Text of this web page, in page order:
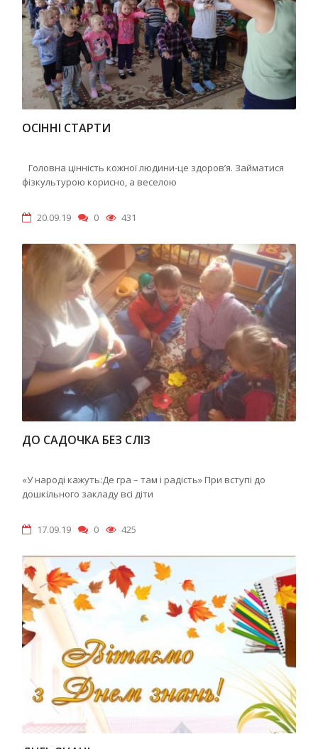
ОСІННІ СТАРТИ
Головна цінність кожної людини-це здоров’я. Займатися
фізкультурою корисно, а веселою
20.09.19 0 431
ДО САДОЧКА БЕЗ СЛІЗ
«У народі кажуть:Де гра – там і радість» При вступі до
дошкільного закладу всі діти
17.09.19 0 425